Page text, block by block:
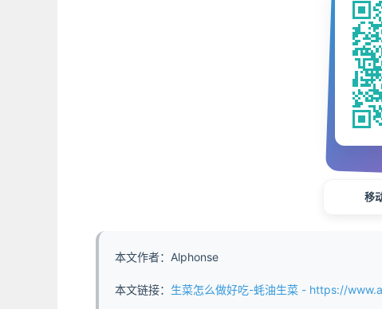
移
本文作者：Alphonse
本文链接： 生菜怎么做好吃-蚝油生菜 - https://